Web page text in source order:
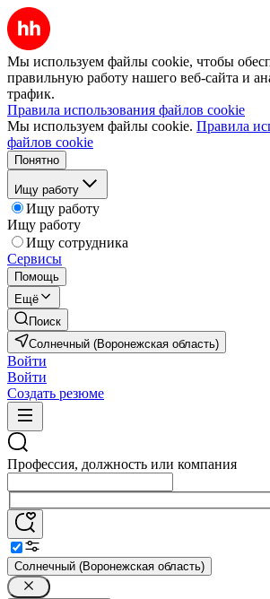
Мы используем файлы cookie, чтобы
правильную работу нашего веб-сайта и
трафик.
Правила использования файлов cookie
Мы используем файлы cookie. Правила
файлов cookie
Понятно
Ищу работу
Ищу работу
Ищу работу
Ищу сотрудника
Сервисы
Помощь
Ещё
Поиск
Солнечный (Воронежская область)
Войти
Войти
Создать резюме
Профессия, должность или компания
Солнечный (Воронежская область)